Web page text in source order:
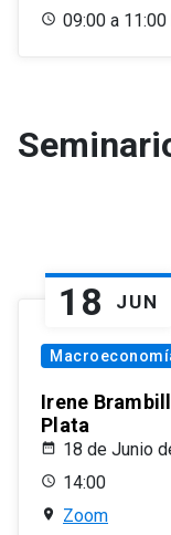
09:00 a 11:00
18 JUN
Irene
Plata
18 de Junio
14:00
Zoom